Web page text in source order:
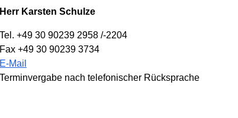
Herr Karsten Schulze
Tel. +49 30 90239 2958 /-2204
Fax +49 30 90239 3734
E-Mail
Terminvergabe nach telefonischer Rücksprache